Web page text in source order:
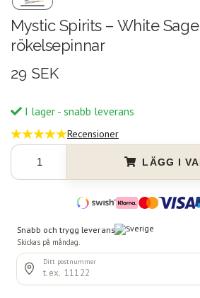
Mystic Spirits – White
rökelsepinnar
29 SEK
I lager - snabb leverans
Recensioner
LÄGG I